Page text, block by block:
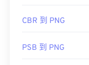
CBR 到 PNG
PSB 到 PNG